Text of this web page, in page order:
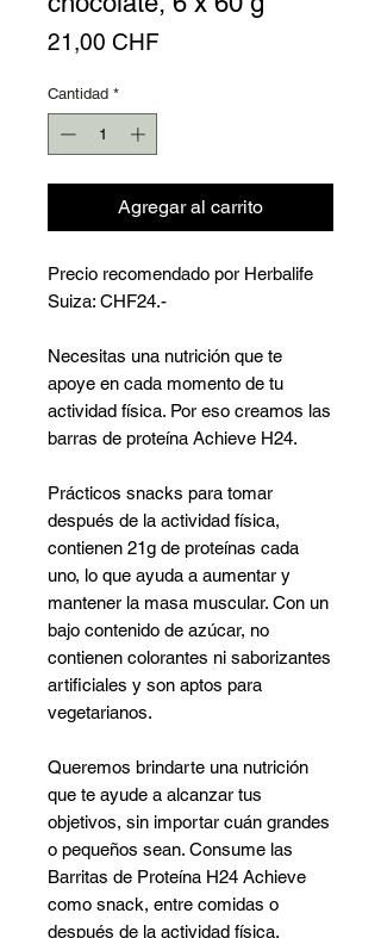
21,00 CHF
Cantidad *
Agregar al carrito
Precio recomendado por Herbalife
Suiza: CHF24.-
Necesitas una nutrición que te
apoye en cada momento de tu
actividad física. Por eso creamos las
barras de proteína Achieve H24.
Prácticos snacks para tomar
después de la actividad física,
contienen 21g de proteínas cada
uno, lo que ayuda a aumentar y
mantener la masa muscular. Con un
bajo contenido de azúcar, no
contienen colorantes ni saborizantes
artificiales y son aptos para
vegetarianos.
Queremos brindarte una nutrición
que te ayude a alcanzar tus
objetivos, sin importar cuán grandes
o pequeños sean. Consume las
Barritas de Proteína H24 Achieve
como snack, entre comidas o
después de la actividad física.